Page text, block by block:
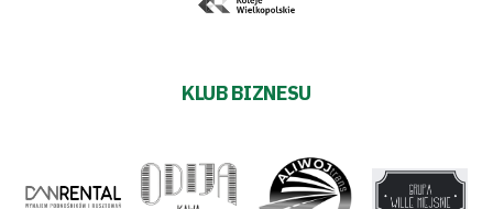
KLUB BIZNESU